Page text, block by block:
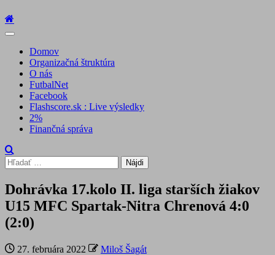
Primary
Domov
Organizačná štruktúra
O nás
FutbalNet
Facebook
Flashscore.sk : Live výsledky
2%
Finančná správa
Hľadať:
Dohrávka 17.kolo II. liga starších žiakov
U15 MFC Spartak-Nitra Chrenová 4:0
(2:0)
27. februára 2022 Miloš Šagát